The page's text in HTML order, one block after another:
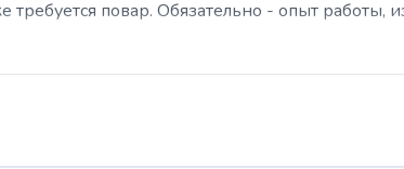
требуется повар. Обязательно - опыт